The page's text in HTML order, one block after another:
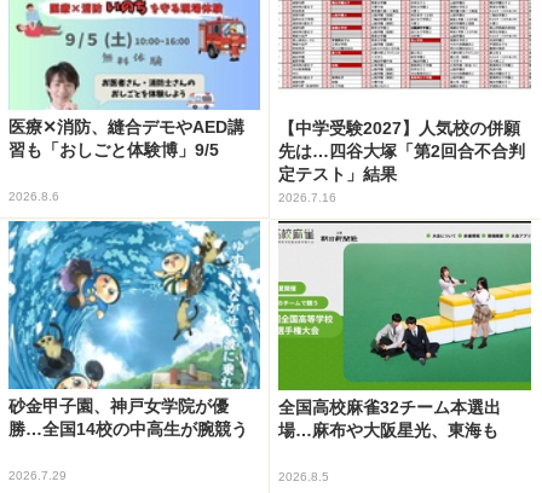
医療✕消防、縫合デモやAED講
習も「おしごと体験博」9/5
2026.8.6
【中学受験2027】人気校の併願
先は…四谷大塚「第2回合不合判
定テスト」結果
2026.7.16
砂金甲子園、神戸女学院が優
勝…全国14校の中高生が腕競う
2026.7.29
全国高校麻雀32チーム本選出
場…麻布や大阪星光、東海も
2026.8.5